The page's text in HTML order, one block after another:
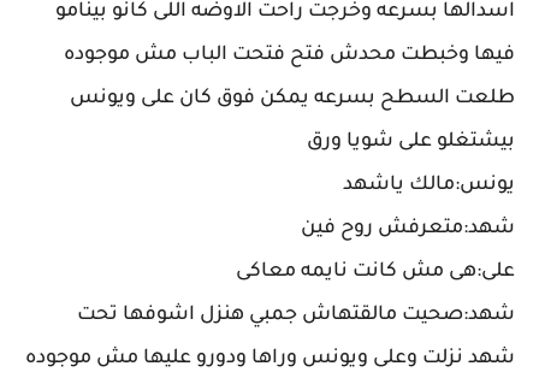
اسدالها بسرعه وخرجت راحت الاوضه اللى كانو بينامو
فيها وخبطت محدش فتح فتحت الباب مش موجوده
طلعت السطح بسرعه يمكن فوق كان على ويونس
بيشتغلو على شويا ورق
يونس:مالك ياشهد
شهد:متعرفش روح فين
على:هى مش كانت نايمه معاكى
شهد:صحيت مالقتهاش جمبي هنزل اشوفها تحت
شهد نزلت وعلى ويونس وراها ودورو عليها مش موجوده